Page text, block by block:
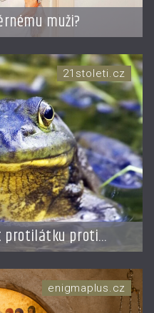
muži?
protilátku proti
21stoleti.cz
enigmaplus.cz